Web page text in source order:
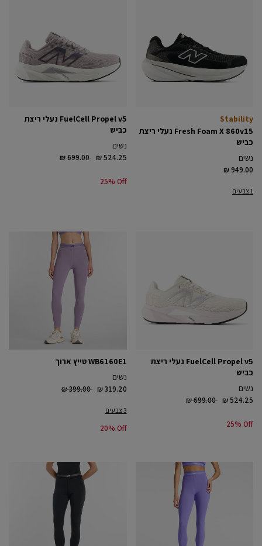
Stability
Fresh Foam X 860v15 נעלי ריצת
כביש
נשים
₪ 949.00
1 צבעים
FuelCell Propel v5 נעלי ריצת
כביש
נשים
Price reduced from
₪ 699.00 to₪ 524.25
25% Off
FuelCell Propel v5 נעלי ריצת
כביש
נשים
Price reduced from
₪ 699.00 to₪ 524.25
25% Off
WB6160E1 טייץ ארוך
נשים
Price reduced from
₪ 399.00 to₪ 319.20
3 צבעים
20% Off